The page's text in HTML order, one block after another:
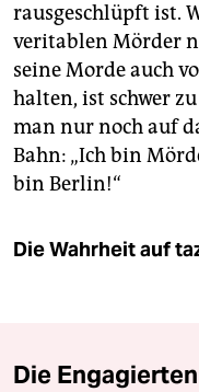
rausgeschlüpft ist.
veritablen Mörder
seine Morde auch
halten, ist schwer
man nur noch auf
Bahn: „Ich bin
bin Berlin!“
Die Wahrheit auf
Die